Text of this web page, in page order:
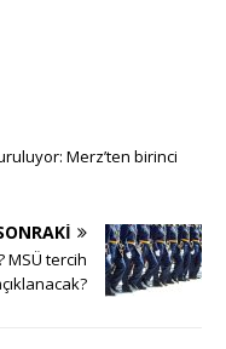
Merz’ten birinci
MSÜ tercih